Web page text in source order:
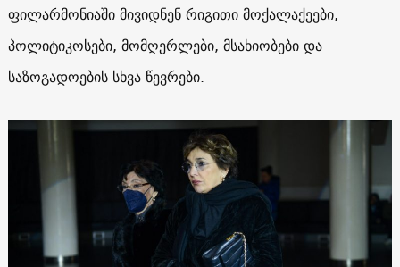
ფილარმონიაში მივიდნენ რიგითი მოქალაქეები,
პოლიტიკოსები, მომღერლები, მსახიობები და
საზოგადოების სხვა წევრები.